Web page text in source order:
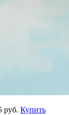
руб. Купить